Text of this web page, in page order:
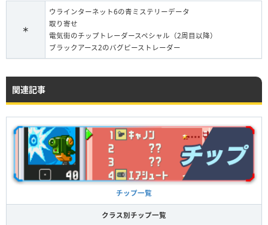
＊
ウラインターネット6の青ミステリーデータ
取り寄せ
電気街のチップトレーダースペシャル（2周目以降）
ブラックアース2のバグピーストレーダー
関連記事
チップ一覧
クラス別チップ一覧